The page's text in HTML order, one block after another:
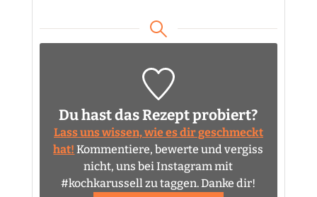
Du hast das Rezept probiert?
Lass uns wissen, wie es dir geschmeckt
hat! Kommentiere, bewerte und vergiss
nicht, uns bei Instagram mit
#kochkarussell zu taggen. Danke dir!